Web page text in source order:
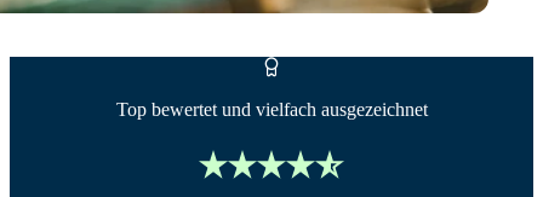
Top bewertet und vielfach ausgezeichnet